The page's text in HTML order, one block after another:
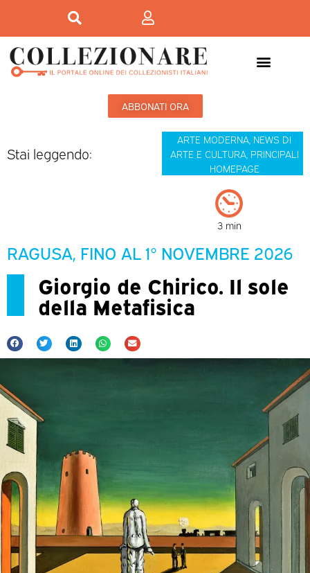
ABBONATI ORA
Stai leggendo:
ARTE MODERNA NEWS DI
ARTE E CULTURA, PRINCIPALI
HOMEPAGE
3 min
RAGUSA, FINO AL 1° NOVEMBRE 2026
Giorgio de Chirico. Il sole
della Metafisica